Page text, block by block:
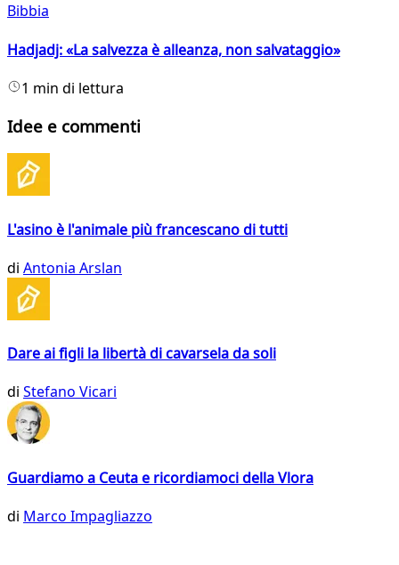
Bibbia
Hadjadj: «La salvezza è alleanza, non salvataggio»
1 min di lettura
Idee e commenti
L'asino è l'animale più francescano di tutti
di Antonia Arslan
Dare ai figli la libertà di cavarsela da soli
di Stefano Vicari
Guardiamo a Ceuta e ricordiamoci della Vlora
di Marco Impagliazzo